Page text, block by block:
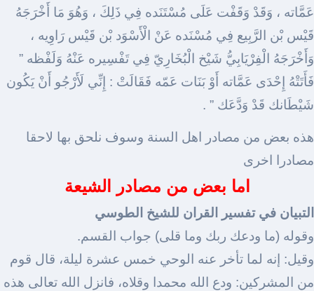
عَمَّاته ، وَقَدْ وَقَفْت عَلَى مُسْتَنَده فِي ذَلِكَ ، وَهُوَ مَا أَخْرَجَهُ
قَيْس بْن الرَّبِيع فِي مُسْنَده عَنْ الْأَسْوَد بْن قَيْس رَاوِيه ،
وَأَخْرَجَهُ الْفِرْيَابِيُّ شَيْخ الْبُخَارِيّ فِي تَفْسِيره عَنْهُ وَلَفْظه ”
فَأَتَتْهُ إِحْدَى عَمَّاته أَوْ بَنَات عَمّه فَقَالَتْ : إِنِّي لَأَرْجُو أَنْ يَكُون
شَيْطَانك قَدْ وَدَّعَك ” .
هذه بعض من مصادر اهل السنة وسوف نلحق بها لاحقا
مصادرا اخرى
اما بعض من مصادر الشيعة
التبيان في تفسير القران للشيخ الطوسي
وقوله (ما ودعك ربك وما قلى) جواب القسم.
وقيل: إنه لما تأخر عنه الوحي خمس عشرة ليلة، قال قوم
من المشركين: ودع الله محمدا وقلاه، فانزل الله تعالى هذه